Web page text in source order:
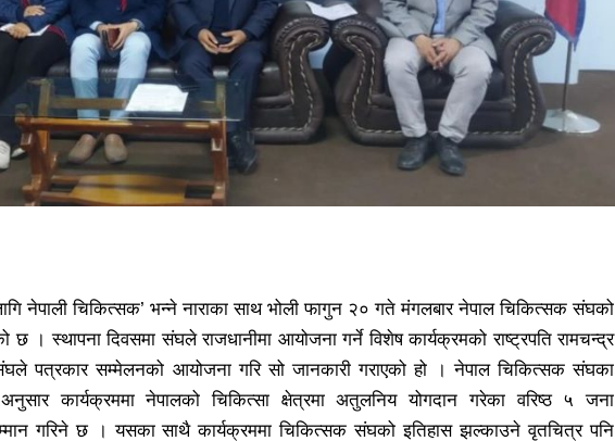
नेपाली चिकित्सक’ भन्ने नाराका साथ भोली फागुन २० गते मंगलबार नेपाल चिकित्सक संघको
। स्थापना दिवसमा संघले राजधानीमा आयोजना गर्ने विशेष कार्यक्रमको राष्ट्रपति रामचन्द्र
पत्रकार सम्मेलनको आयोजना गरि सो जानकारी गराएको हो । नेपाल चिकित्सक संघका
कार्यक्रममा नेपालको चिकित्सा क्षेत्रमा अतुलनिय योगदान गरेका वरिष्ठ ५ जना
गरिने छ । यसका साथै कार्यक्रममा चिकित्सक संघको इतिहास झल्काउने वृतचित्र पनि